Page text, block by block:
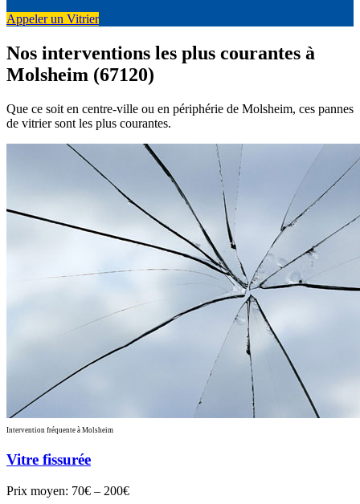
Appeler un Vitrier
Nos interventions les plus courantes à
Molsheim (67120)
Que ce soit en centre-ville ou en périphérie de Molsheim, ces pannes
de vitrier sont les plus courantes.
Intervention fréquente à Molsheim
Vitre fissurée
Prix moyen: 70€ – 200€